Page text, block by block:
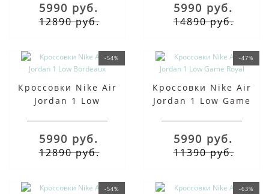
5990 руб.
12890 руб.
5990 руб.
14890 руб.
-54%
Кроссовки Nike Air
Jordan 1 Low
5990 руб.
12890 руб.
-47%
Кроссовки Nike Air
Jordan 1 Low Game
5990 руб.
11390 руб.
-54% -63%